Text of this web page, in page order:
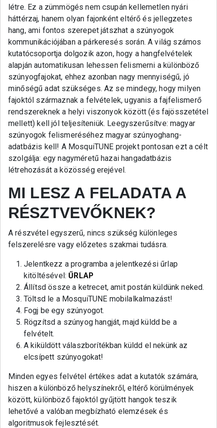
létre. Ez a zümmögés nem csupán kellemetlen nyári
háttérzaj, hanem olyan fajonként eltérő és jellegzetes
hang, ami fontos szerepet játszhat a szúnyogok
kommunikációjában a párkeresés során. A világ számos
kutatócsoportja dolgozik azon, hogy a hangfelvételek
alapján automatikusan lehessen felismerni a különböző
szúnyogfajokat, ehhez azonban nagy mennyiségű, jó
minőségű adat szükséges. Az se mindegy, hogy milyen
fajoktól származnak a felvételek, ugyanis a fajfelismerő
rendszereknek a helyi viszonyok között (és fajösszetétel
mellett) kell jól teljesíteniük. Leegyszerűsítve: magyar
szúnyogok felismeréséhez magyar szúnyoghang-
adatbázis kell! A MosquiTUNE projekt pontosan ezt a célt
szolgálja: egy nagyméretű hazai hangadatbázis
létrehozását a közösség erejével.
MI LESZ A FELADATA A
RÉSZTVEVŐKNEK?
A részvétel egyszerű, nincs szükség különleges
felszerelésre vagy előzetes szakmai tudásra.
Jelentkezz a programba a jelentkezési űrlap
kitöltésével: ŰRLAP
Állítsd össze a ketrecet, amit postán küldünk neked.
Töltsd le a MosquiTUNE mobilalkalmazást!
Fogj be egy szúnyogot.
Rögzítsd a szúnyog hangját, majd küldd be a
felvételt.
A kiküldött válaszborítékban küldd el nekünk az
elcsípett szúnyogokat!
Minden egyes felvétel értékes adat a kutatók számára,
hiszen a különböző helyszínekről, eltérő körülmények
között, különböző fajoktól gyűjtött hangok teszik
lehetővé a valóban megbízható elemzések és
algoritmusok fejlesztését.